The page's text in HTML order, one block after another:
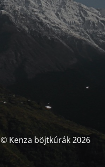
© Kenza böjtkúrák 2026